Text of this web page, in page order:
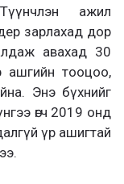
ажил
зарлахад дор
авахад 30
ашгийн тооцоо,
Энэ бүхнийг
өгч 2019 онд
үр ашигтай